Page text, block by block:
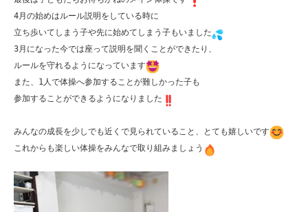
4月の始めはルール説明をしている時に
立ち歩いてしまう子や先に始めてしまう子もいました
3月になった今では座って説明を聞くことができたり、
ルールを守れるようになっています
また、1人で体操へ参加することが難しかった子も
参加することができるようになりました
みんなの成長を少しでも近くで見られていること、とても嬉しいです
これからも楽しい体操をみんなで取り組みましょう